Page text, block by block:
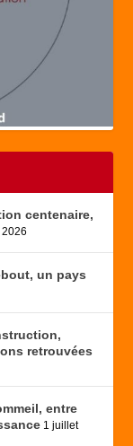
centenaire,
un pays
retrouvées
entre
1 juillet